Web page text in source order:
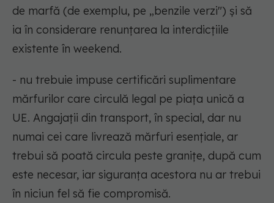
de marfă (de exemplu, pe „benzile verzi") și să
ia în considerare renunțarea la interdicțiile
existente în weekend.
- nu trebuie impuse certificări suplimentare
mărfurilor care circulă legal pe piața unică a
UE. Angajații din transport, în special, dar nu
numai cei care livrează mărfuri esențiale, ar
trebui să poată circula peste granițe, după cum
este necesar, iar siguranța acestora nu ar trebui
în niciun fel să fie compromisă.